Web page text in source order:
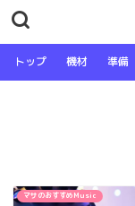
トップ 機材 準備
マサのおすすめMusic